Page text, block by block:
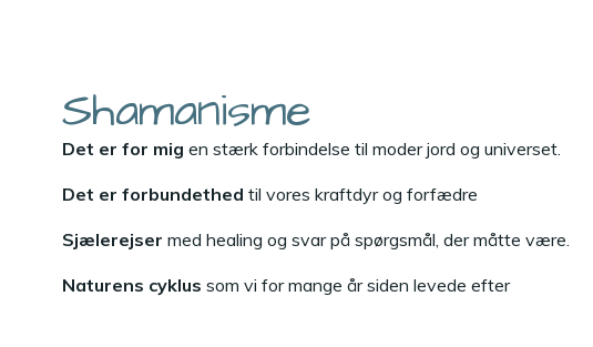
Shamanisme
Det er for mig en stærk forbindelse til moder jord og universet.
Det er forbundethed til vores kraftdyr og forfædre
Sjælerejser med healing og svar på spørgsmål, der måtte være.
Naturens cyklus som vi for mange år siden levede efter